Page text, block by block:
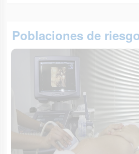
Poblaciones de